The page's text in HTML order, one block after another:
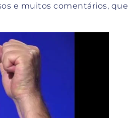
e muitos comentários, que